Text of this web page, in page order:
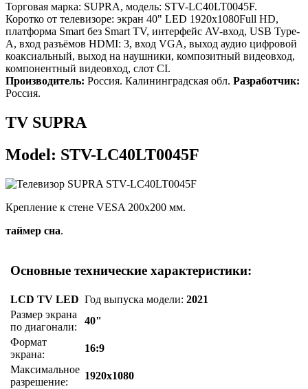
Торговая марка: SUPRA, модель: STV-LC40LT0045F.
Коротко от телевизоре: экран 40" LED 1920x1080Full HD,
платформа Smart без Smart TV, интерфейс AV-вход, USB Type-
A, вход разъёмов HDMI: 3, вход VGA, выход аудио цифровой
коаксиальный, выход на наушники, композитный видеовход,
компонентный видеовход, слот CI.
Производитель: Россия. Калининградская обл. Разработчик:
Россия.
TV SUPRA
Model: STV-LC40LT0045F
Крепление к стене VESA 200x200 мм.
таймер сна.
Основные технические характеристики:
LCD TV LED Год выпуска модели:2021
Размер экрана
по диагонали:
40"
Формат
экрана:
16:9
Максимальное
разрешение:
1920x1080